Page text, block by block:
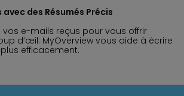
des Résumés Précis
vos e-mails reçus pour vous offrir
d’œil. MyOverview vous aide à écrire
efficacement.